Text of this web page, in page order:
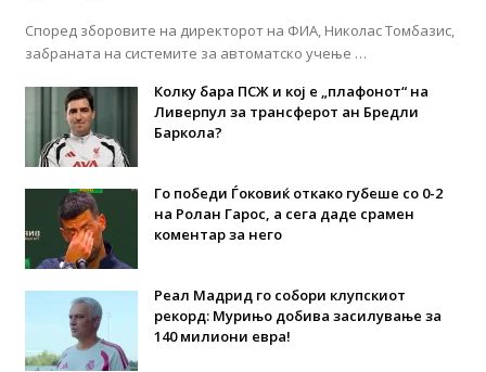
Според зборовите на директорот на ФИА, Николас Томбазис,
забраната на системите за автоматско учење …
Колку бара ПСЖ и кој е „плафонот“ на
Ливерпул за трансферот ан Бредли
Баркола?
Го победи Ѓоковиќ откако губеше со 0-2
на Ролан Гарос, а сега даде срамен
коментар за него
Реал Мадрид го собори клупскиот
рекорд: Мурињо добива засилување за
140 милиони евра!